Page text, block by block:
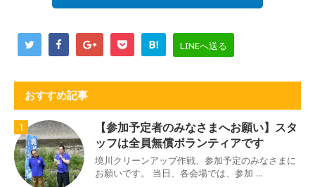
B! LINEへ送る
おすすめ記事
1
【参加予定者のみなさまへお願い】スタ
ッフは全員無償ボランティアです
境川クリーンアップ作戦、参加予定のみなさまに
お願いです。 当日、各会場では、参加 ...